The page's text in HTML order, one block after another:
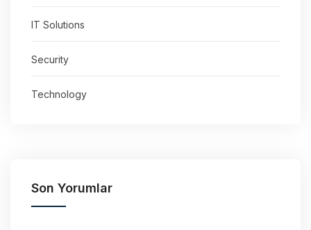
IT Solutions
Security
Technology
Son Yorumlar